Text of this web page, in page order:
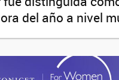
del año a nivel